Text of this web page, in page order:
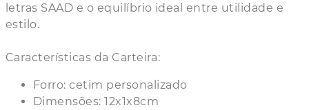
letras SAAD e o equilíbrio ideal entre utilidade e
estilo.
Características da Carteira:
Forro: cetim personalizado
Dimensões: 12x1x8cm